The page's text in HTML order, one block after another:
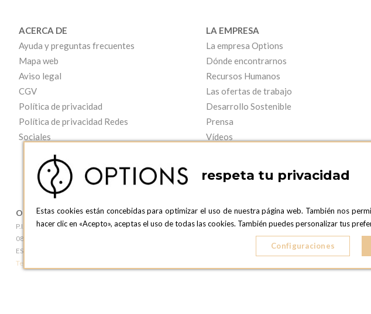
ACERCA DE
Ayuda y preguntas frecuentes
Mapa web
Aviso legal
CGV
Política de privacidad
Política de privacidad Redes
Sociales
LA EMPRESA
La empresa Options
Dónde encontrarnos
Recursos Humanos
Las ofertas de trabajo
Desarrollo Sostenible
Prensa
Vídeos
OPTIONS BARCELONA
P.I. Can Bernades-Subirà, C/ Ripollès, 12
08130 Santa Perpetua de Moguda, Barcelona
ESPAñA
Teléfono:
OPTIONS BARCELONA SHOWROOM
c/ Laforja, 102
08021 BARCELONA
respeta tu privacidad
Estas cookies están concebidas para optimizar el uso de nuestra página web. También nos
hacer clic en «Acepto», aceptas el uso de todas las cookies. También puedes personalizar tus
Configuraciones